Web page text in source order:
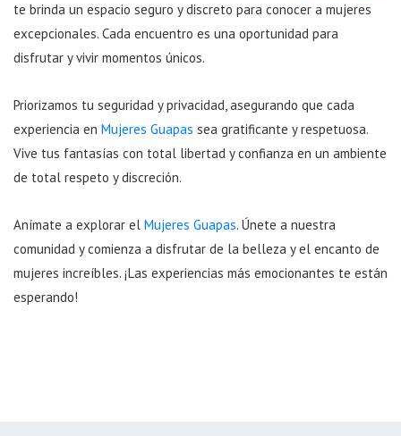
te brinda un espacio seguro y discreto para conocer a mujeres
excepcionales. Cada encuentro es una oportunidad para
disfrutar y vivir momentos únicos.
Priorizamos tu seguridad y privacidad, asegurando que cada
experiencia en Mujeres Guapas sea gratificante y respetuosa.
Vive tus fantasías con total libertad y confianza en un ambiente
de total respeto y discreción.
Anímate a explorar el Mujeres Guapas. Únete a nuestra
comunidad y comienza a disfrutar de la belleza y el encanto de
mujeres increíbles. ¡Las experiencias más emocionantes te están
esperando!